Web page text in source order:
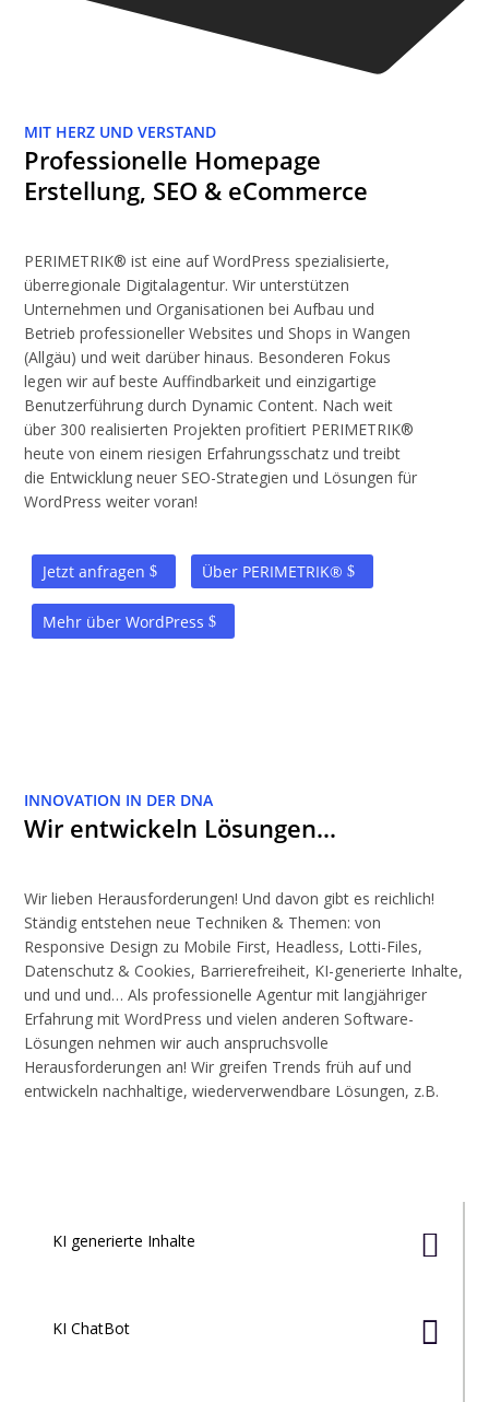
MIT HERZ UND VERSTAND
Professionelle Homepage
Erstellung, SEO & eCommerce
PERIMETRIK® ist eine auf WordPress spezialisierte,
überregionale Digitalagentur. Wir unterstützen
Unternehmen und Organisationen bei Aufbau und
Betrieb professioneller Websites und Shops in Wangen
(Allgäu) und weit darüber hinaus. Besonderen Fokus
legen wir auf beste Auffindbarkeit und einzigartige
Benutzerführung durch Dynamic Content. Nach weit
über 300 realisierten Projekten profitiert PERIMETRIK®
heute von einem riesigen Erfahrungsschatz und treibt
die Entwicklung neuer SEO-Strategien und Lösungen für
WordPress weiter voran!
Jetzt anfragen Über PERIMETRIK®
Mehr über WordPress
INNOVATION IN DER DNA
Wir entwickeln Lösungen…
Wir lieben Herausforderungen! Und davon gibt es reichlich!
Ständig entstehen neue Techniken & Themen: von
Responsive Design zu Mobile First, Headless, Lotti-Files,
Datenschutz & Cookies, Barrierefreiheit, KI-generierte Inhalte,
und und und… Als professionelle Agentur mit langjähriger
Erfahrung mit WordPress und vielen anderen Software-
Lösungen nehmen wir auch anspruchsvolle
Herausforderungen an! Wir greifen Trends früh auf und
entwickeln nachhaltige, wiederverwendbare Lösungen, z.B.

KI generierte Inhalte

KI ChatBot